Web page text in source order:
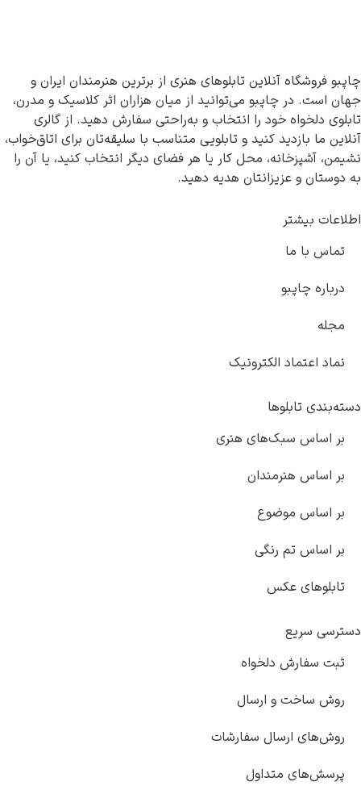
چاپبو فروشگاه آنلاین تابلوهای هنری از برترین هنرمندان ایران و
جهان است. در چاپبو می‌توانید از میان هزاران اثر کلاسیک و مدرن،
تابلوی دلخواه خود را انتخاب و به‌راحتی سفارش دهید. از گالری
آنلاین ما بازدید کنید و تابلویی متناسب با سلیقه‌تان برای اتاق‌خواب،
نشیمن، آشپزخانه، محل کار یا هر فضای دیگر انتخاب کنید، یا آن را
به دوستان و عزیزانتان هدیه دهید.
اطلاعات بیشتر
تماس با ما
درباره چاپبو
مجله
نماد اعتماد الکترونیک
دسته‌بندی تابلوها
بر اساس سبک‌های هنری
بر اساس هنرمندان
بر اساس موضوع
بر اساس تم رنگی
تابلوهای عکس
دسترسی سریع
ثبت سفارش دلخواه
روش ساخت و ارسال
روش‌های ارسال سفارشات
پرسش‌های متداول